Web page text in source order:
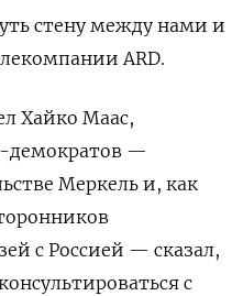
стену между нами и
ARD.
Хайко Маас,
демократов —
Меркель и, как
с Россией — сказал,
с